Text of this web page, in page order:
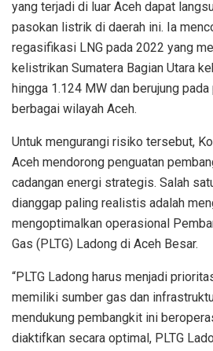
yang terjadi di luar Aceh dapat
pasokan listrik di daerah ini. Ia
regasifikasi LNG pada 2022 yang
kelistrikan Sumatera Bagian Utara
hingga 1.124 MW dan berujung
berbagai wilayah Aceh.
Untuk mengurangi risiko tersebut,
Aceh mendorong penguatan
cadangan energi strategis. Salah
dianggap paling realistis adalah
mengoptimalkan operasional
Gas (PLTG) Ladong di Aceh Besar.
“PLTG Ladong harus menjadi
memiliki sumber gas dan
mendukung pembangkit ini
diaktifkan secara optimal, PLTG